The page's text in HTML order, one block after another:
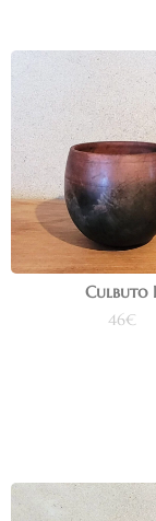
Culbuto
46€